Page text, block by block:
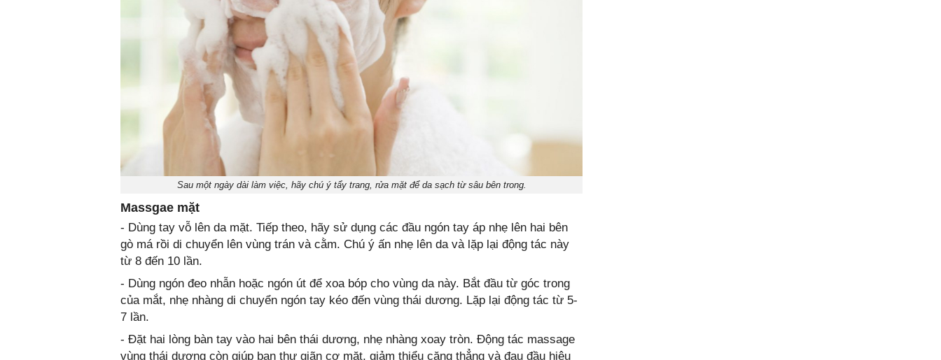
Sau một ngày dài làm việc, hãy chú ý tẩy trang, rửa mặt để da sạch từ sâu bên trong.
Massgae mặt
- Dùng tay vỗ lên da mặt. Tiếp theo, hãy sử dụng các đầu ngón tay áp nhẹ lên hai bên
gò má rồi di chuyển lên vùng trán và cằm. Chú ý ấn nhẹ lên da và lặp lại động tác này
từ 8 đến 10 lần.
- Dùng ngón đeo nhẫn hoặc ngón út để xoa bóp cho vùng da này. Bắt đầu từ góc trong
của mắt, nhẹ nhàng di chuyển ngón tay kéo đến vùng thái dương. Lặp lại động tác từ 5-
7 lần.
- Đặt hai lòng bàn tay vào hai bên thái dương, nhẹ nhàng xoay tròn. Động tác massage
vùng thái dương còn giúp bạn thư giãn cơ mặt, giảm thiểu căng thẳng và đau đầu hiệu